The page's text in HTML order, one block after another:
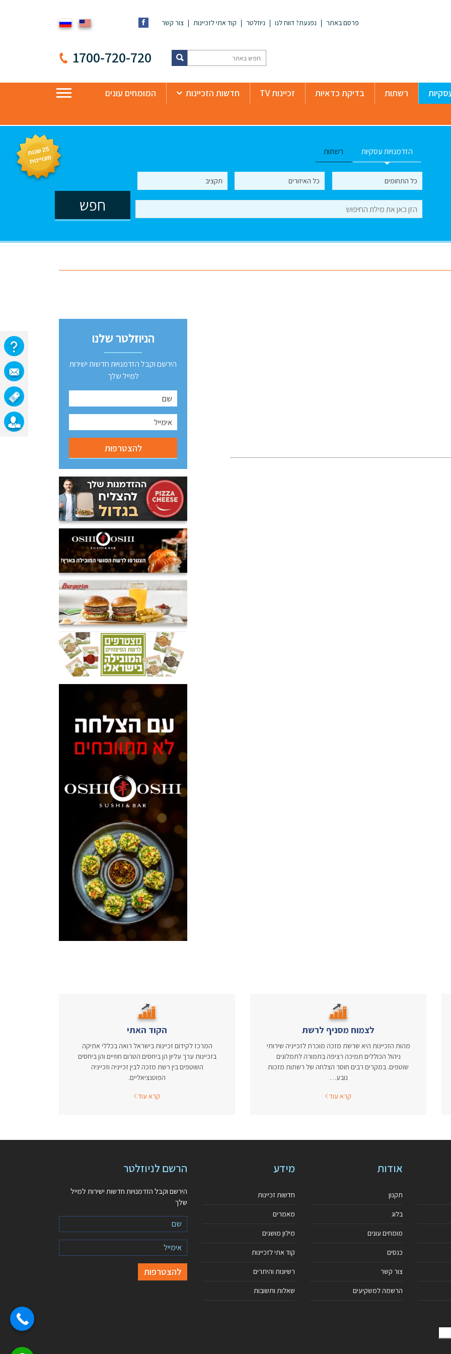
פרסם באתר נפגעת? דווח לנו ניוזלטר קוד אתי לזכיינות צור קשר
1700-720-720
רשתות בדיקת כדאיות זכיינות TV חדשות הזכיינות
המומחים עונים
הזדמנויות עסקיות רשתות
הניוזלטר שלנו
הירשם וקבל הזדמנויות חדשות ישירות
למייל שלך
לצמוח מסניף לרשת
מהות הזכיינות היא שרשת מזכה מוכרת לזכייניה שירותי
ניהול הכוללים תמיכה רציפה בתמורה לתמלוגים
שוטפים. במקרים רבים חוסר הצלחה של רשתות מזכות
נובע…
קרא עוד
הקוד האתי
המרכז לקידום זכיינות בישראל רואה בכללי אתיקה
בזכיינות ערך עליון הן ביחסים הטרום חוזיים והן ביחסים
השוטפים בין רשת מזכה לבין זכייניה וזכייניה
הפוטנציאליים.
קרא עוד
אודות
תקנון
בלוג
מומחים עונים
כנסים
צור קשר
הרשמה למשקיעים
מידע
חדשות זכיינות
מאמרים
מילון מושגים
קוד אתי לזכיינות
רשיונות והיתרים
שאלות ותשובות
הרשם לניוזלטר
הירשם וקבל הזדמנויות חדשות ישירות למייל
שלך